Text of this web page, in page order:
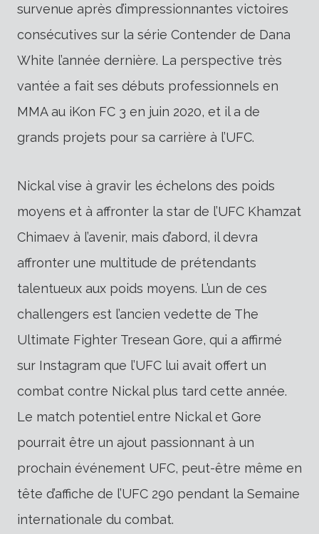
survenue après d’impressionnantes victoires
consécutives sur la série Contender de Dana
White l’année dernière. La perspective très
vantée a fait ses débuts professionnels en
MMA au iKon FC 3 en juin 2020, et il a de
grands projets pour sa carrière à l’UFC.
Nickal vise à gravir les échelons des poids
moyens et à affronter la star de l’UFC Khamzat
Chimaev à l’avenir, mais d’abord, il devra
affronter une multitude de prétendants
talentueux aux poids moyens. L’un de ces
challengers est l’ancien vedette de The
Ultimate Fighter Tresean Gore, qui a affirmé
sur Instagram que l’UFC lui avait offert un
combat contre Nickal plus tard cette année.
Le match potentiel entre Nickal et Gore
pourrait être un ajout passionnant à un
prochain événement UFC, peut-être même en
tête d’affiche de l’UFC 290 pendant la Semaine
internationale du combat.